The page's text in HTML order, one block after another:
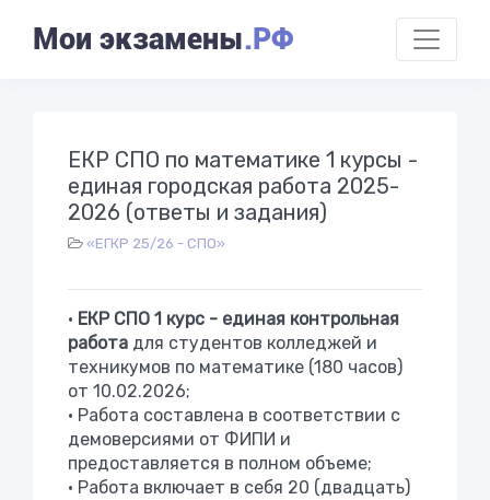
Мои экзамены.РФ
ЕКР СПО по математике 1 курсы -
единая городская работа 2025-
2026 (ответы и задания)
«ЕГКР 25/26 - СПО»
• ЕКР СПО 1 курс - единая контрольная
работа для студентов колледжей и
техникумов по математике (180 часов)
от 10.02.2026;
• Работа составлена в соответствии с
демоверсиями от ФИПИ и
предоставляется в полном объеме;
• Работа включает в себя 20 (двадцать)